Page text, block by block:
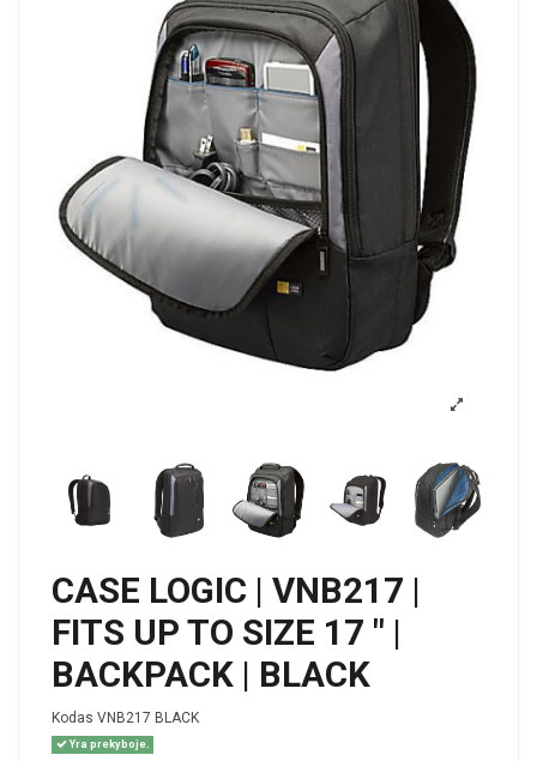
CASE LOGIC | VNB217 |
FITS UP TO SIZE 17 " |
BACKPACK | BLACK
Kodas VNB217 BLACK
Yra prekyboje.